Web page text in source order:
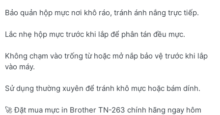
Bảo quản hộp mực nơi khô ráo, tránh ánh nắng trực tiếp.
Lắc nhẹ hộp mực trước khi lắp để phân tán đều mực.
Không chạm vào trống từ hoặc mở nắp bảo vệ trước khi lắp
vào máy.
Sử dụng thường xuyên để tránh khô mực hoặc bám dính.
🚀 Đặt mua mực in Brother TN-263 chính hãng ngay hôm